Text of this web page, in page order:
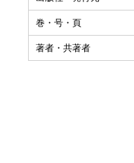
巻・号・頁
著者・共著者